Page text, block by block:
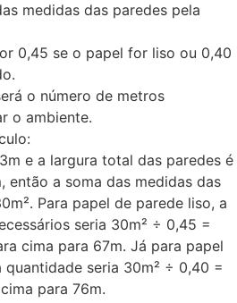
medidas das paredes pela
0,45 se o papel for liso ou 0,40
o número de metros
o ambiente.
e a largura total das paredes é
então a soma das medidas das
Para papel de parede liso, a
seria 30m² ÷ 0,45 =
cima para 67m. Já para papel
seria 30m² ÷ 0,40 =
para 76m.